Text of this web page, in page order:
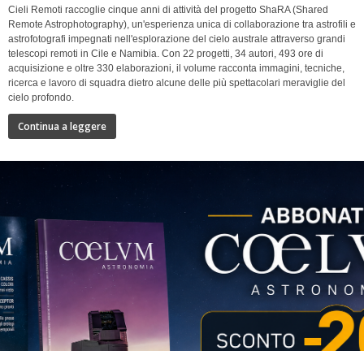
Cieli Remoti raccoglie cinque anni di attività del progetto ShaRA (Shared
Remote Astrophotography), un'esperienza unica di collaborazione tra astrofili e
astrofotografi impegnati nell'esplorazione del cielo australe attraverso grandi
telescopi remoti in Cile e Namibia. Con 22 progetti, 34 autori, 493 ore di
acquisizione e oltre 330 elaborazioni, il volume racconta immagini, tecniche,
ricerca e lavoro di squadra dietro alcune delle più spettacolari meraviglie del
cielo profondo.
Continua a leggere